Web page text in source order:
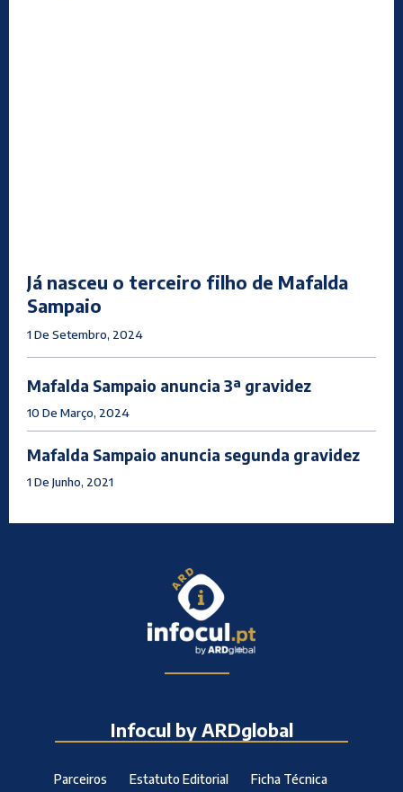
Já nasceu o terceiro filho de Mafalda
Sampaio
1 De Setembro, 2024
Mafalda Sampaio anuncia 3ª gravidez
10 De Março, 2024
Mafalda Sampaio anuncia segunda gravidez
1 De Junho, 2021
Infocul by ARDglobal
Parceiros Estatuto Editorial Ficha Técnica